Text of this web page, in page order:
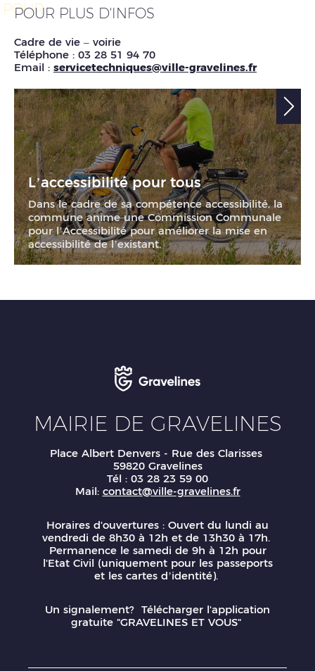
POUR
POUR PLUS D'INFOS
Cadre de vie – voirie
Téléphone : 03 28 51 94 70
Email : servicetechniques@ville-gravelines.fr
L’accessibilité pour tous
Dans le cadre de sa compétence accessibilité, la
commune anime une Commission Communale
pour l’Accessibilité pour améliorer la mise en
accessibilité de l’existant.
MAIRIE DE GRAVELINES
Place Albert Denvers - Rue des Clarisses
59820 Gravelines
Tél : 03 28 23 59 00
Mail: contact@ville-gravelines.fr
Horaires d'ouvertures : Ouvert du lundi au
vendredi de 8h30 à 12h et de 13h30 à 17h.
Permanence le samedi de 9h à 12h pour
l'Etat Civil (uniquement pour les passeports
et les cartes d’identité).
Un signalement? Télécharger l'application
gratuite "GRAVELINES ET VOUS"